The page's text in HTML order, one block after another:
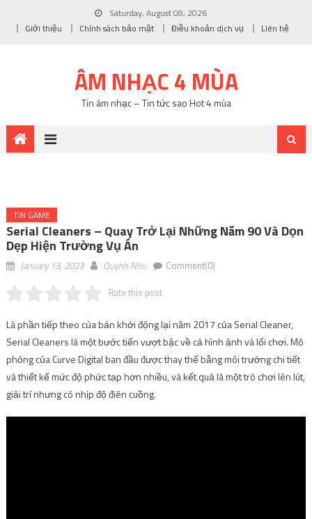
Saturday, August 08, 2026
Giới thiệu
Chính sách bảo mật Điều khoản dịch vụ Liên hệ
ÂM NHẠC 4 MÙA
Tin âm nhạc – Tin tức sao Hot 4 mùa
TIN GAME
Serial Cleaners – Quay Trở Lại Những Năm 90 Và Dọn
Dẹp Hiện Trường Vụ Án
January 13, 2023 Quynh Nhu Comment(0)
Rate this post
Là phần tiếp theo của bản khởi động lại năm 2017 của Serial Cleaner,
Serial Cleaners là một bước tiến vượt bậc về cả hình ảnh và lối chơi. Mô
phỏng của Curve Digital ban đầu được thay thế bằng môi trường chi tiết
và thiết kế mức độ phức tạp hơn nhiều, và kết quả là một trò chơi lén lút,
giải trí nhưng có nhịp độ điên cuồng.